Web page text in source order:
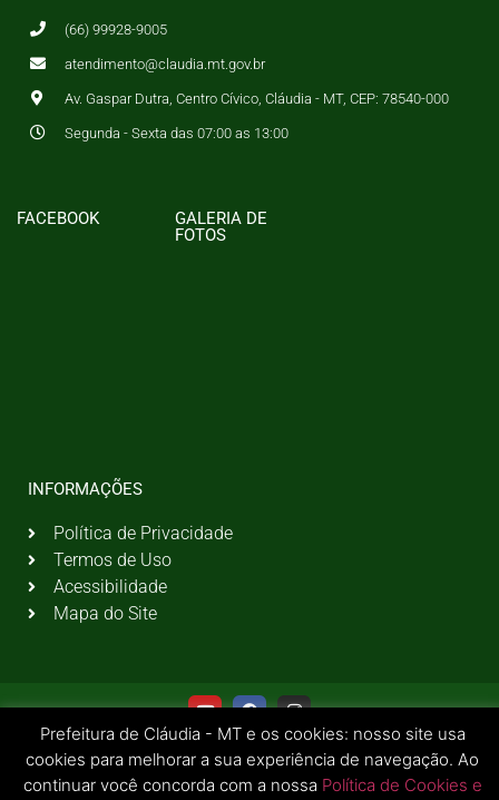
(66) 99928-9005
atendimento@claudia.mt.gov.br
Av. Gaspar Dutra, Centro Cívico, Cláudia - MT, CEP: 78540-000
Segunda - Sexta das 07:00 as 13:00
FACEBOOK
GALERIA DE
FOTOS
INFORMAÇÕES
Política de Privacidade
Termos de Uso
Acessibilidade
Mapa do Site
Prefeitura de Cláudia - MT e os cookies: nosso site usa
cookies para melhorar a sua experiência de navegação. Ao
continuar você concorda com a nossa Política de Cookies e